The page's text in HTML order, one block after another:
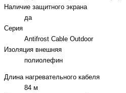
Наличие защитного экрана
да
Серия
Antifrost Cable Outdoor
Изоляция внешняя
полиолефин
Длина нагревательного кабеля
84 м